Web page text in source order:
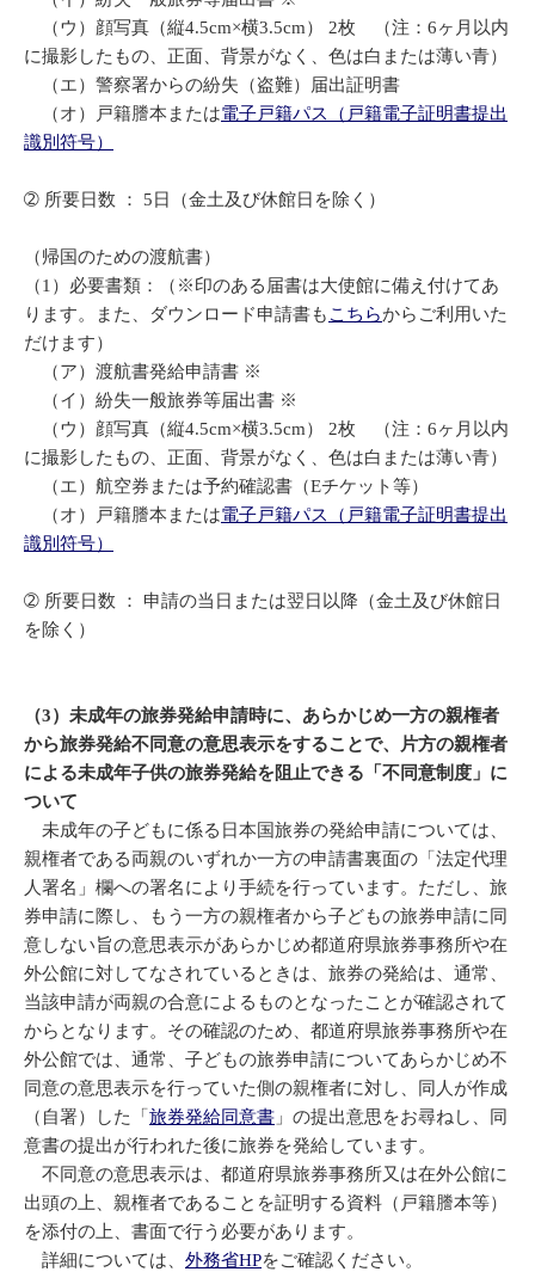
（ウ）顔写真（縦4.5cm×横3.5cm） 2枚 （注：6ヶ月以内
に撮影したもの、正面、背景がなく、色は白または薄い青）
（エ）警察署からの紛失（盗難）届出証明書
（オ）戸籍謄本または電子戸籍パス（戸籍電子証明書提出
識別符号）
➁ 所要日数 ： 5日（金土及び休館日を除く）
（帰国のための渡航書）
（1）必要書類：（※印のある届書は大使館に備え付けてあ
ります。また、ダウンロード申請書も こちらからご利用いた
だけます）
（ア）渡航書発給申請書 ※
（イ）紛失一般旅券等届出書 ※
（ウ）顔写真（縦4.5cm×横3.5cm） 2枚 （注：6ヶ月以内
に撮影したもの、正面、背景がなく、色は白または薄い青）
（エ）航空券または予約確認書（Eチケット等）
（オ）戸籍謄本または電子戸籍パス（戸籍電子証明書提出
識別符号）
➁ 所要日数 ： 申請の当日または翌日以降（金土及び休館日
を除く）
（3）未成年の旅券発給申請時に、あらかじめ一方の親権者
から旅券発給不同意の意思表示をすることで、片方の親権者
による未成年子供の旅券発給を阻止できる「不同意制度」に
ついて
未成年の子どもに係る日本国旅券の発給申請については、
親権者である両親のいずれか一方の申請書裏面の「法定代理
人署名」欄への署名により手続を行っています。ただし、旅
券申請に際し、もう一方の親権者から子どもの旅券申請に同
意しない旨の意思表示があらかじめ都道府県旅券事務所や在
外公館に対してなされているときは、旅券の発給は、通常、
当該申請が両親の合意によるものとなったことが確認されて
からとなります。その確認のため、都道府県旅券事務所や在
外公館では、通常、子どもの旅券申請についてあらかじめ不
同意の意思表示を行っていた側の親権者に対し、同人が作成
（自署）した「 旅券発給同意書 」の提出意思をお尋ねし、同
意書の提出が行われた後に旅券を発給しています。
不同意の意思表示は、都道府県旅券事務所又は在外公館に
出頭の上、親権者であることを証明する資料（戸籍謄本等）
を添付の上、書面で行う必要があります。
詳細については、 外務省HPをご確認ください。